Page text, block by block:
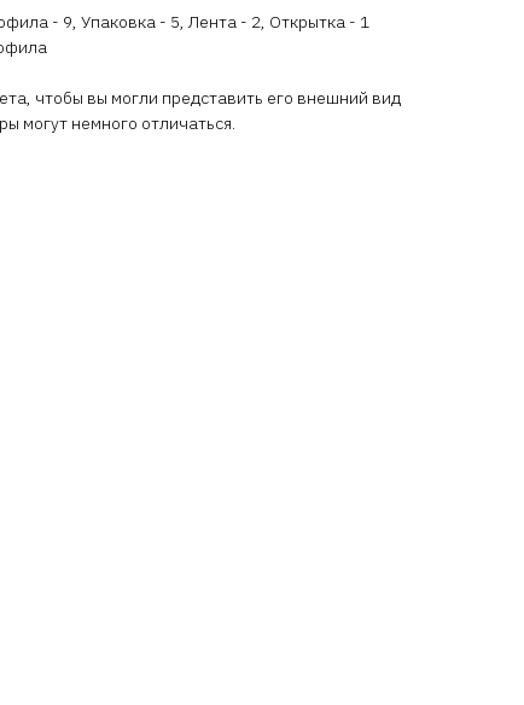
- 9, Упаковка - 5, Лента - 2, Открытка - 1
чтобы вы могли представить его внешний вид
могут немного отличаться.